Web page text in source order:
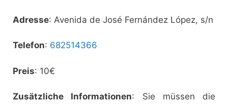
Adresse: Avenida de José Fernández López, s/n
Telefon: 682514366
Preis: 10€
Zusätzliche Informationen: Sie müssen die